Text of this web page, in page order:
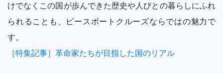
けでなくこの国が歩んできた歴史や人びとの暮らしにふれ
られることも、ピースボートクルーズならではの魅力で
す。
［特集記事］革命家たちが目指した国のリアル